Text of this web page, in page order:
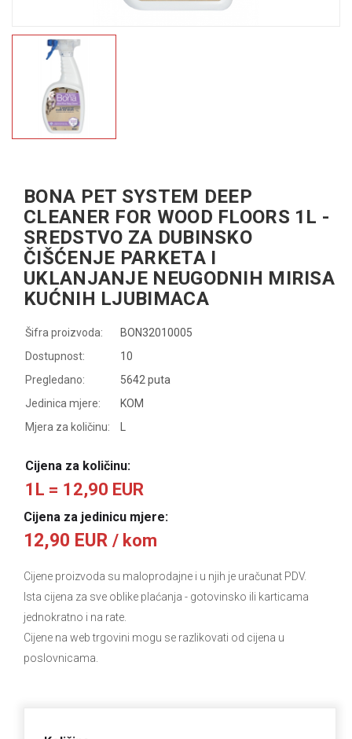
BONA PET SYSTEM DEEP
CLEANER FOR WOOD FLOORS 1L -
SREDSTVO ZA DUBINSKO
ČIŠĆENJE PARKETA I
UKLANJANJE NEUGODNIH MIRISA
KUĆNIH LJUBIMACA
Šifra proizvoda:
BON32010005
Dostupnost:
10
Pregledano:
5642 puta
Jedinica mjere:
KOM
Mjera za količinu:
Cijena za količinu:
1L = 12,90 EUR
Cijena za jedinicu mjere:
12,90 EUR / kom
Cijene proizvoda su maloprodajne i u njih je uračunat PDV.
Ista cijena za sve oblike plaćanja - gotovinsko ili karticama
jednokratno i na rate.
Cijene na web trgovini mogu se razlikovati od cijena u
poslovnicama.